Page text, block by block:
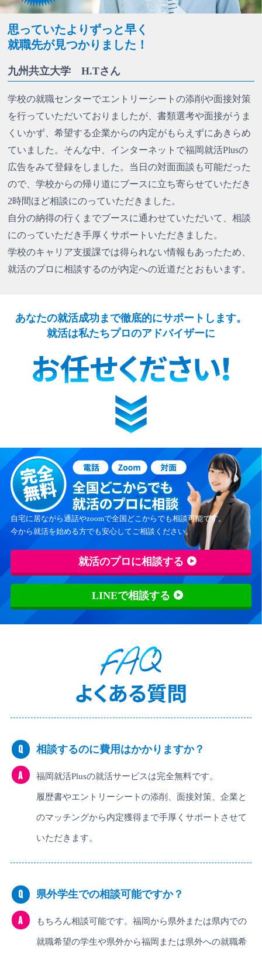
思っていたよりずっと早く
就職先が見つかりました！
九州共立大学 H.Tさん
学校の就職センターでエントリーシートの添削や面接対策
を行っていただいておりましたが、書類選考や面接がうま
くいかず、希望する企業からの内定がもらえずにあきらめ
ていました。そんな中、インターネットで福岡就活Plusの
広告をみて登録をしました。当日の対面面談も可能だった
ので、学校からの帰り道にブースに立ち寄らせていただき
2時間ほど相談にのっていただきました。
自分の納得の行くまでブースに通わせていただいて、相談
にのっていただき手厚くサポートいただきました。
学校のキャリア支援課では得られない情報もあったため、
就活のプロに相談するのが内定への近道だとおもいます。
あなたの就活成功まで徹底的にサポートします。
就活は私たちプロのアドバイザーに
自宅に居ながら通話やzoomで全国どこからでも相談可能です。
今から就活を始める方でも安心してご相談ください。
就活のプロに相談する
LINEで相談する
Q 相談するのに費用はかかりますか？
A 福岡就活Plusの就活サービスは完全無料です。
履歴書やエントリーシートの添削、面接対策、企業と
のマッチングから内定獲得まで手厚くサポートさせて
いただきます。
Q 県外学生での相談可能ですか？
A もちろん相談可能です。福岡から県外または県内での
就職希望の学生や県外から福岡または県外への就職希